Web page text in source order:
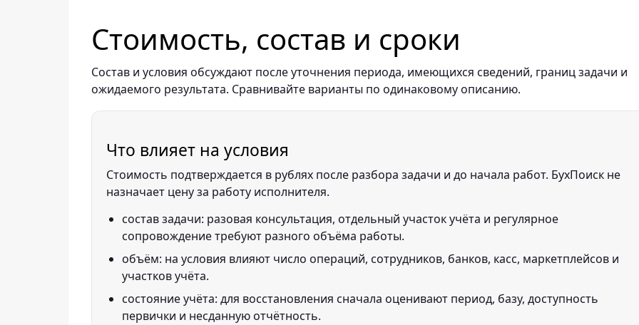
Стоимость, состав и сроки
Состав и условия обсуждают после уточнения периода, имеющихся сведений, границ задачи и
ожидаемого результата. Сравнивайте варианты по одинаковому описанию.
Что влияет на условия
Стоимость подтверждается в рублях после разбора задачи и до начала работ. БухПоиск не
назначает цену за работу исполнителя.
состав задачи: разовая консультация, отдельный участок учёта и регулярное
сопровождение требуют разного объёма работы.
объём: на условия влияют число операций, сотрудников, банков, касс, маркетплейсов и
участков учёта.
состояние учёта: для восстановления сначала оценивают период, базу, доступность
первички и несданную отчётность.